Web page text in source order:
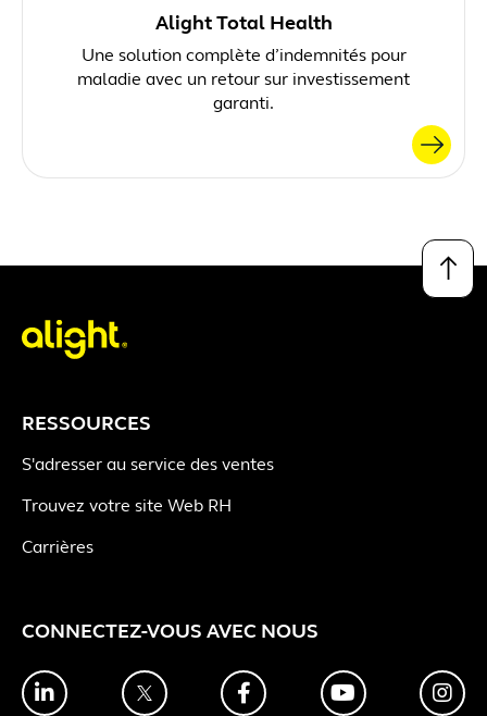
Alight Total Health
Une solution complète d’indemnités pour
maladie avec un retour sur investissement
garanti.
↑
RESSOURCES
S'adresser au service des ventes
Trouvez votre site Web RH
Carrières
CONNECTEZ-VOUS AVEC NOUS
LinkedIn Twitter FacebookYouTube